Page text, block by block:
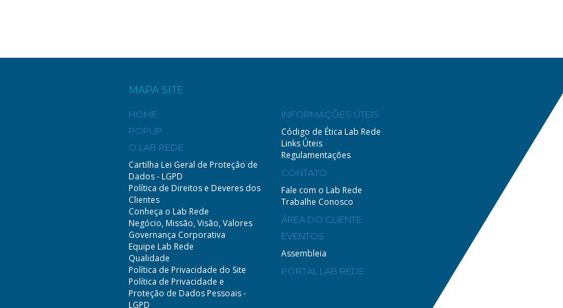
MAPA SITE
HOME
POPUP
O LAB REDE
Cartilha Lei Geral de Proteção de
Dados - LGPD
Política de Direitos e Deveres dos
Clientes
Conheça o Lab Rede
Negócio, Missão, Visão, Valores
Governança Corporativa
Equipe Lab Rede
Qualidade
Política de Privacidade do Site
Política de Privacidade e
Proteção de Dados Pessoais -
LGPD
INFORMAÇÕES ÚTEIS
Código de Ética Lab Rede
Links Úteis
Regulamentações
CONTATO
Fale com o Lab Rede
Trabalhe Conosco
ÁREA DO CLIENTE
EVENTOS
Assembleia
PORTAL LAB REDE